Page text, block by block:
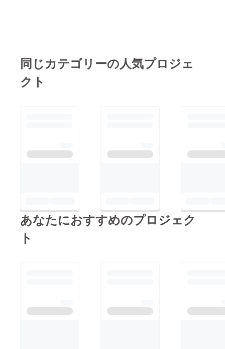
と！やっぱ私が写真を
が、、、、実はメイキ
もあるのでそれも楽し
てくれる気がしてるん
お楽しみにしていてく
同じカテゴリーの人気プロジェ
クト
あなたにおすすめのプロジェク
ト